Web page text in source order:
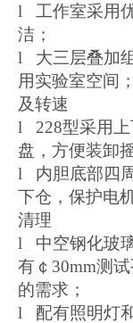
l 工作室采用
洁；
l 大三层叠加
用实验室空间
及转速
l 228型采用上
盘，方便装卸
l 内胆底部四
下仓，保护电
清理
l 中空钢化玻
有￠30mm测
的需求；
l 配有照明灯